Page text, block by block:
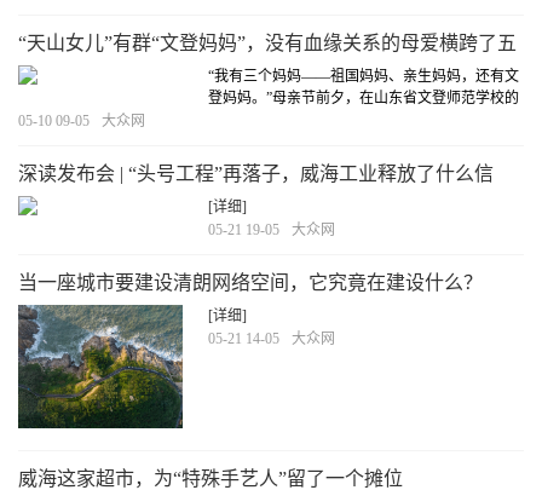
衣天使节日快乐！ [详细]
“天山女儿”有群“文登妈妈”，没有血缘关系的母爱横跨了五
千公里
“我有三个妈妈——祖国妈妈、亲生妈妈，还有文
登妈妈。”母亲节前夕，在山东省文登师范学校的
05-10 09-05 大众网
深读发布会 | “头号工程”再落子，威海工业释放了什么信
号？
[详细]
05-21 19-05
大众网
当一座城市要建设清朗网络空间，它究竟在建设什么？
[详细]
05-21 14-05
大众网
威海这家超市，为“特殊手艺人”留了一个摊位